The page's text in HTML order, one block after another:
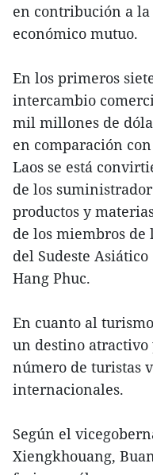
en contribución a
económico mutuo.
En los primeros
intercambio
mil millones de
en comparación
Laos se está
de los
productos y
de los miembros de
del Sudeste
Hang Phuc.
En cuanto al
un destino
número de turistas
internacionales.
Según el
Xiengkhouang,